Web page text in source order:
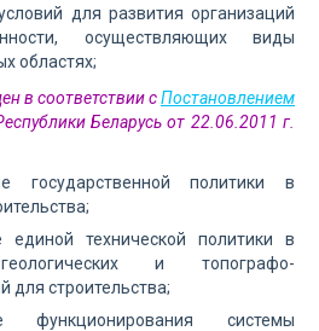
для развития организаций
осуществляющих виды
областях;
в соответствии сПостановлением
Беларусь от 22.06.2011 г.
государственной политики в
единой технической политики в
и топографо-
для строительства;
функционирования системы